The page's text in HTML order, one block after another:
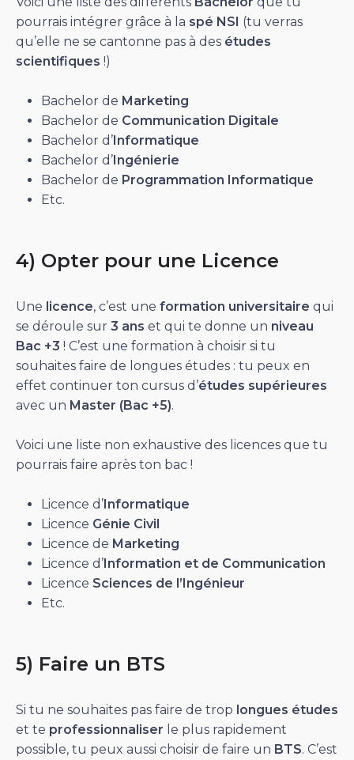
pourrais intégrer grâce à la spé NSI (tu verras
qu’elle ne se cantonne pas à des études
scientifiques !)
Bachelor de Marketing
Bachelor de Communication Digitale
Bachelor d’Informatique
Bachelor d’Ingénierie
Bachelor de Programmation Informatique
Etc.
4) Opter pour une Licence
Une licence, c’est une formation universitaire qui
se déroule sur 3 ans et qui te donne un niveau
Bac +3 ! C’est une formation à choisir si tu
souhaites faire de longues études : tu peux en
effet continuer ton cursus d’études supérieures
avec un Master (Bac +5).
Voici une liste non exhaustive des licences que tu
pourrais faire après ton bac !
Licence d’Informatique
Licence Génie Civil
Licence de Marketing
Licence d’Information et de Communication
Licence Sciences de l’Ingénieur
Etc.
5) Faire un BTS
Si tu ne souhaites pas faire de trop longues études
et te professionnaliser le plus rapidement
possible, tu peux aussi choisir de faire un BTS. C’est